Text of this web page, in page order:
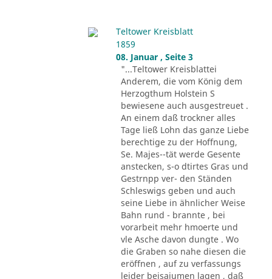
Teltower Kreisblatt
1859
08. Januar , Seite 3
"...Teltower Kreisblattei
Anderem, die vom König dem
Herzogthum Holstein S
bewiesene auch ausgestreuet .
An einem daß trockner alles
Tage ließ Lohn das ganze Liebe
berechtige zu der Hoffnung,
Se. Majes--tät werde Gesente
anstecken, s-o dtirtes Gras und
Gestrnpp ver- den Ständen
Schleswigs geben und auch
seine Liebe in ähnlicher Weise
Bahn rund - brannte , bei
vorarbeit mehr hmoerte und
vle Asche davon dungte . Wo
die Graben so nahe diesen die
eröffnen , auf zu verfassungs
leider beisaiumen lagen , daß